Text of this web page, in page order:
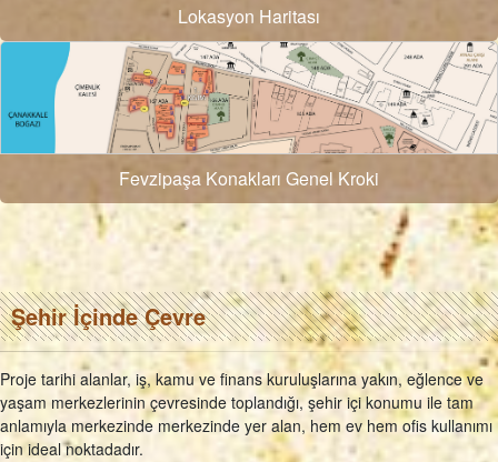
Lokasyon Haritası
Fevzipaşa Konakları Genel Kroki
Şehir İçinde Çevre
Proje tarihi alanlar, iş, kamu ve finans kuruluşlarına yakın, eğlence ve
yaşam merkezlerinin çevresinde toplandığı, şehir içi konumu ile tam
anlamıyla merkezinde merkezinde yer alan, hem ev hem ofis kullanımı
için ideal noktadadır.